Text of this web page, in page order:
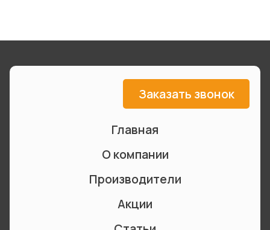
Заказать звонок
Главная
О компании
Производители
Акции